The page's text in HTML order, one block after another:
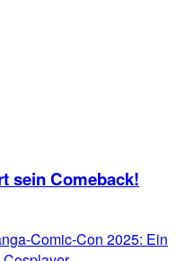
sein Comeback!